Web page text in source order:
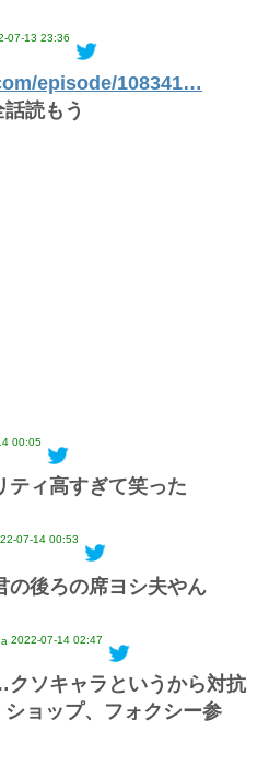
07-13 23:36
episode/108341…
読もう
00:05
ティ高すぎて笑った
07-14 00:53
の後ろの席ヨシ夫やん
2022-07-14 02:47
ソキャラというから対抗
ョップ、フォクシー参